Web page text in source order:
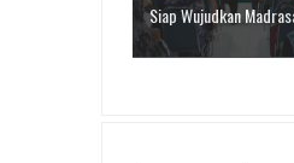
Siap Wujudkan